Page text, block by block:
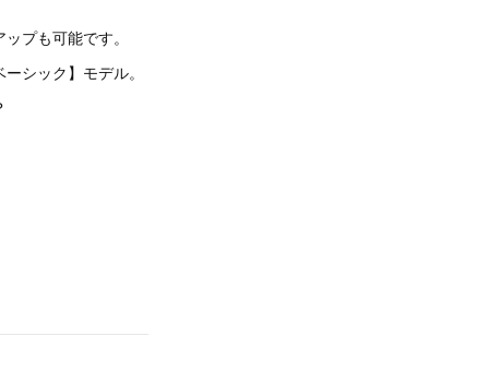
プも可能です。
シック】モデル。